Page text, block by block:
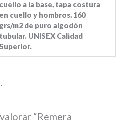
cuello a la base, tapa costura
en cuello y hombros, 160
grs/m2 de puro algodón
tubular. UNISEX Calidad
Superior.
“Remera